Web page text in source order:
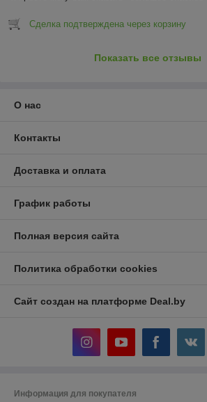
Сделка подтверждена через корзину
Показать все отзывы
О нас
Контакты
Доставка и оплата
График работы
Полная версия сайта
Политика обработки cookies
Сайт создан на платформе Deal.by
Информация для покупателя